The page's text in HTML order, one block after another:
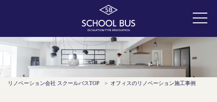
リノベーション会社 スクールバスTOP > オフィスのリノベーション施工事例